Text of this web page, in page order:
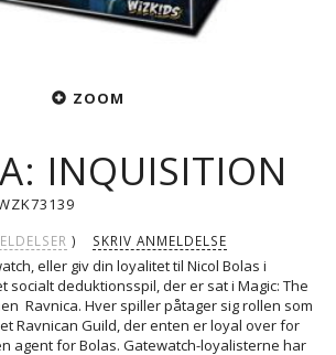
ZOOM
INQUISITION
SKRIV ANMELDELSE
eller giv din loyalitet til Nicol Bolas i
socialt deduktionsspil, der er sat i Magic: The
Ravnica. Hver spiller påtager sig rollen som
Ravnican Guild, der enten er loyal over for
agent for Bolas. Gatewatch-loyalisterne har